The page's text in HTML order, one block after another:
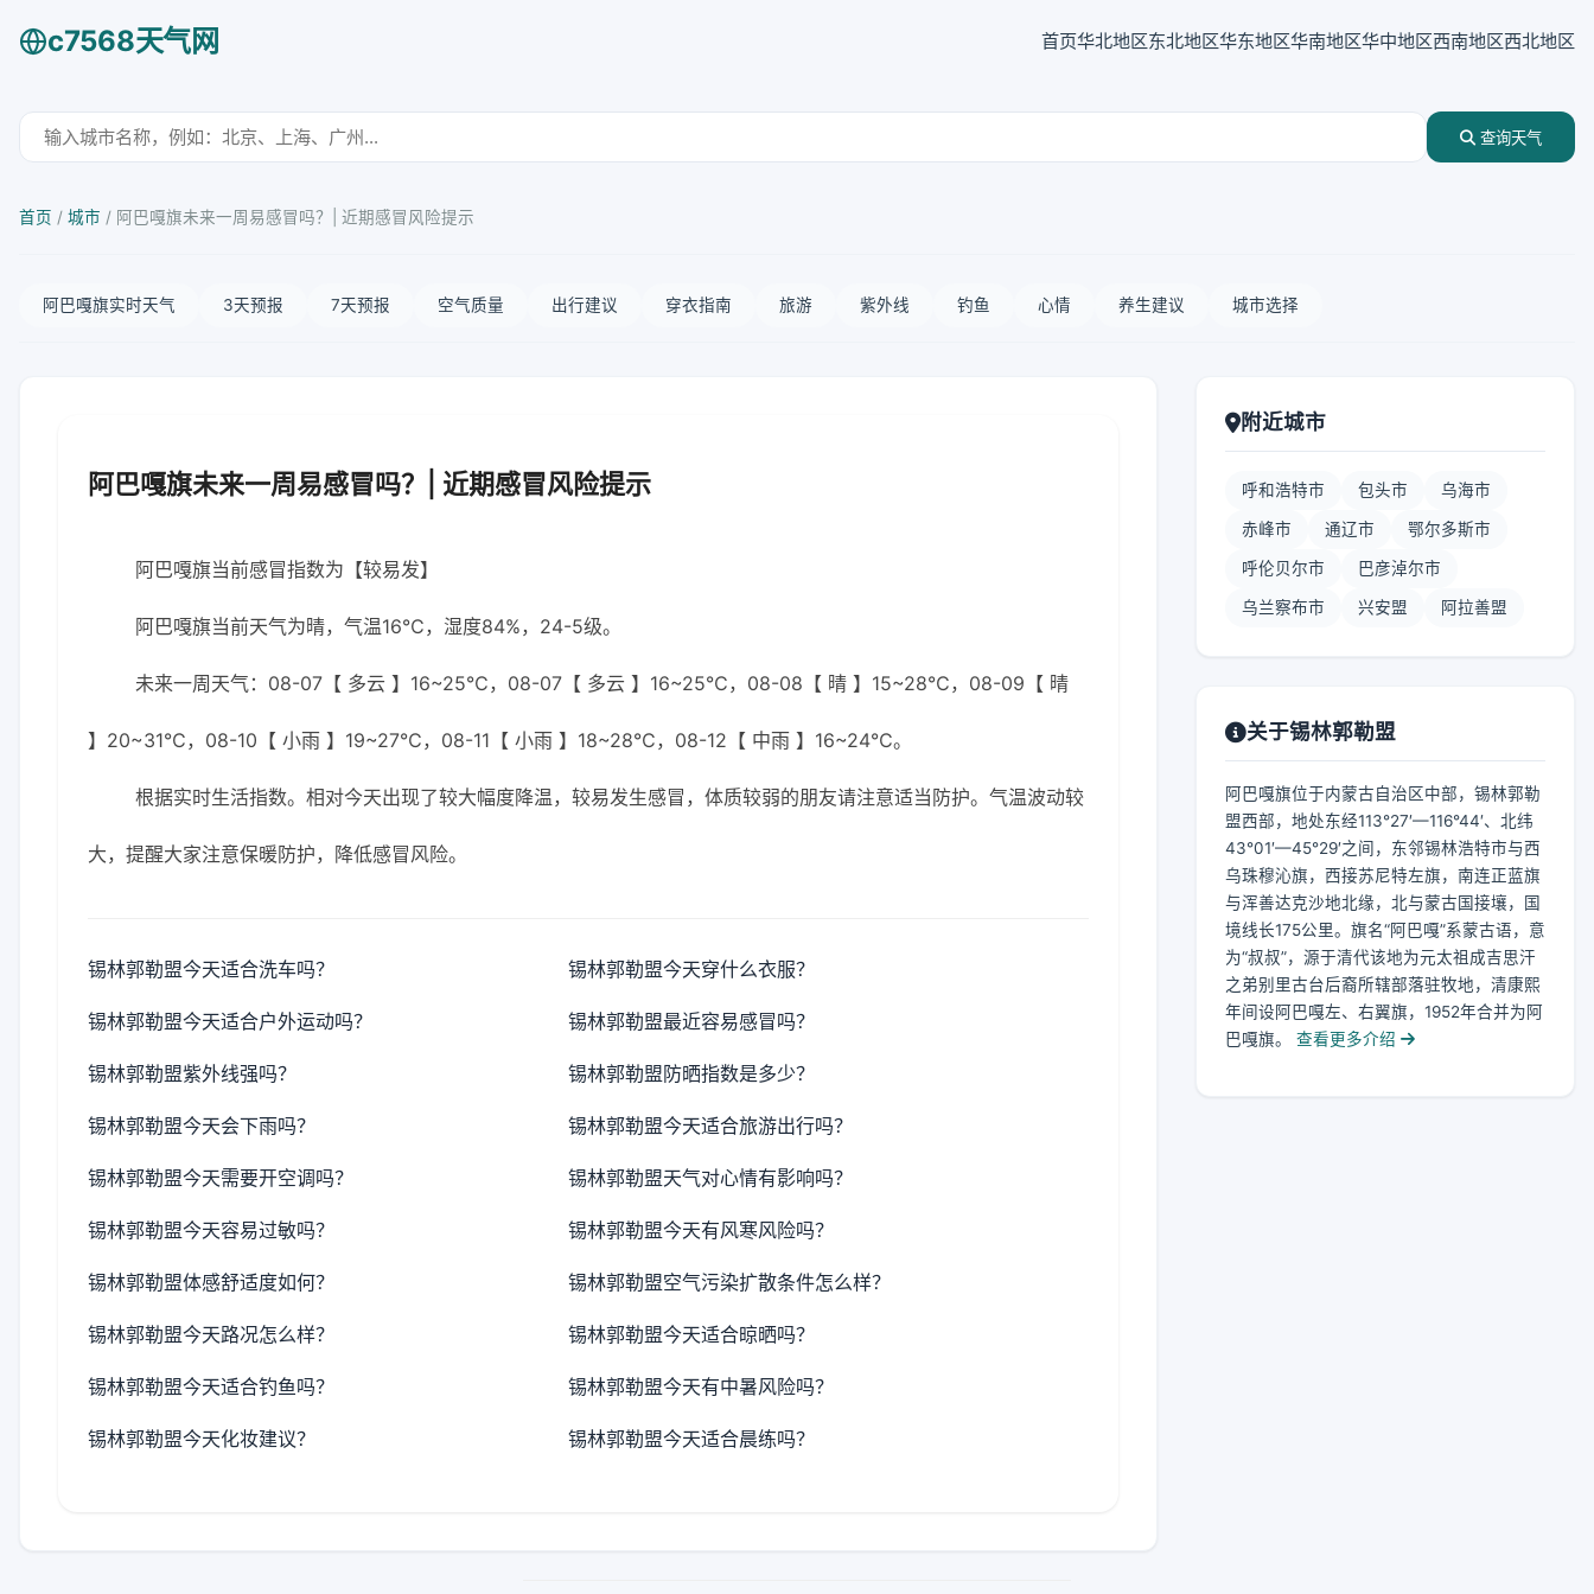
c7568天气网 首页华北地区东北地区华东地区华南地区华中地区西南地区西北地区
查询天气
首页 / 城市 / 阿巴嘎旗未来一周易感冒吗？| 近期感冒风险提示
阿巴嘎旗实时天气 3天预报 7天预报 空气质量 出行建议 穿衣指南 旅游 紫外线 钓鱼 心情 养生建议 城市选择
阿巴嘎旗未来一周易感冒吗？| 近期感冒风险提示
阿巴嘎旗当前感冒指数为【较易发】
阿巴嘎旗当前天气为晴，气温16℃，湿度84%，24-5级。
未来一周天气：08-07【 多云 】16~25℃，08-07【 多云 】16~25℃，08-08【 晴 】15~28℃，08-09【 晴
】20~31℃，08-10【 小雨 】19~27℃，08-11【 小雨 】18~28℃，08-12【 中雨 】16~24℃。
根据实时生活指数。相对今天出现了较大幅度降温，较易发生感冒，体质较弱的朋友请注意适当防护。气温波动较
大，提醒大家注意保暖防护，降低感冒风险。
锡林郭勒盟今天适合洗车吗？ 锡林郭勒盟今天穿什么衣服？
锡林郭勒盟今天适合户外运动吗？ 锡林郭勒盟最近容易感冒吗？
锡林郭勒盟紫外线强吗？ 锡林郭勒盟防晒指数是多少？
锡林郭勒盟今天会下雨吗？ 锡林郭勒盟今天适合旅游出行吗？
锡林郭勒盟今天需要开空调吗？ 锡林郭勒盟天气对心情有影响吗？
锡林郭勒盟今天容易过敏吗？ 锡林郭勒盟今天有风寒风险吗？
锡林郭勒盟体感舒适度如何？ 锡林郭勒盟空气污染扩散条件怎么样？
锡林郭勒盟今天路况怎么样？ 锡林郭勒盟今天适合晾晒吗？
锡林郭勒盟今天适合钓鱼吗？ 锡林郭勒盟今天有中暑风险吗？
锡林郭勒盟今天化妆建议？ 锡林郭勒盟今天适合晨练吗？
附近城市
呼和浩特市 包头市 乌海市
赤峰市 通辽市 鄂尔多斯市
呼伦贝尔市 巴彦淖尔市
乌兰察布市 兴安盟 阿拉善盟
关于锡林郭勒盟
阿巴嘎旗位于内蒙古自治区中部，锡林郭勒
盟西部，地处东经113°27′—116°44′、北纬
43°01′—45°29′之间，东邻锡林浩特市与西
乌珠穆沁旗，西接苏尼特左旗，南连正蓝旗
与浑善达克沙地北缘，北与蒙古国接壤，国
境线长175公里。旗名“阿巴嘎”系蒙古语，意
为“叔叔”，源于清代该地为元太祖成吉思汗
之弟别里古台后裔所辖部落驻牧地，清康熙
年间设阿巴嘎左、右翼旗，1952年合并为阿
巴嘎旗。
查看更多介绍